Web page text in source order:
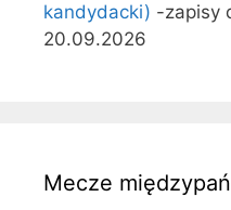
kandydacki) -zapisy
20.09.2026
Mecze